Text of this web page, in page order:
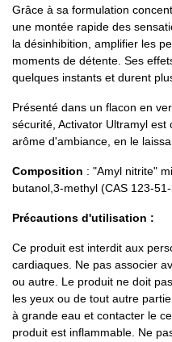
Grâce à sa formulation
une montée rapide des
la désinhibition, amplifier les
moments de détente. Ses
quelques instants et durent
Présenté dans un flacon en
sécurité, Activator Ultramyl
arôme d'ambiance, en le
Composition : "Amyl nitrite"
butanol,3-methyl (CAS 123-51-
Précautions d'utilisation :
Ce produit est interdit aux
cardiaques. Ne pas associer
ou autre. Le produit ne doit
les yeux ou de tout autre
à grande eau et contacter le
produit est inflammable. Ne